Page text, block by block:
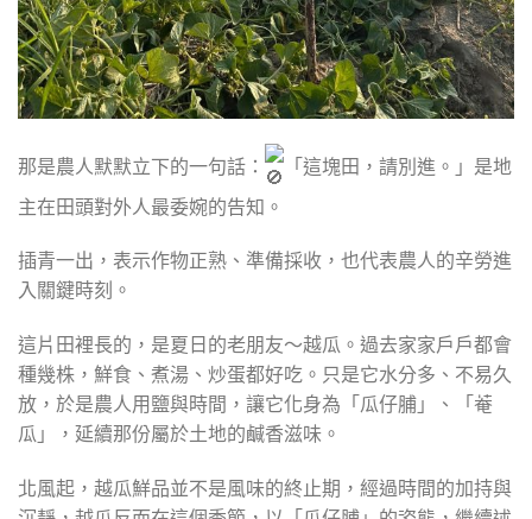
那是農人默默立下的一句話：
「這塊田，請別進。」是地
主在田頭對外人最委婉的告知。
插青一出，表示作物正熟、準備採收，也代表農人的辛勞進
入關鍵時刻。
這片田裡長的，是夏日的老朋友～越瓜。過去家家戶戶都會
種幾株，鮮食、煮湯、炒蛋都好吃。只是它水分多、不易久
放，於是農人用鹽與時間，讓它化身為「瓜仔脯」、「菴
瓜」，延續那份屬於土地的鹹香滋味。
北風起，越瓜鮮品並不是風味的終止期，經過時間的加持與